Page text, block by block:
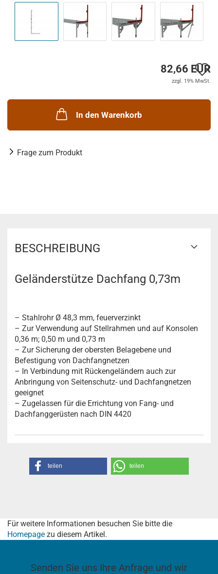
82,66 EUR
zzgl. 19% MwSt.
In den Warenkorb
Frage zum Produkt
BESCHREIBUNG
Geländerstütze Dachfang 0,73m
– Stahlrohr Ø 48,3 mm, feuerverzinkt
– Zur Verwendung auf Stellrahmen und auf Konsolen
0,36 m; 0,50 m und 0,73 m
– Zur Sicherung der obersten Belagebene und
Befestigung von Dachfangnetzen
– In Verbindung mit Rückengeländern auch zur
Anbringung von Seitenschutz- und Dachfangnetzen
geeignet
– Zugelassen für die Errichtung von Fang- und
Dachfanggerüsten nach DIN 4420
teilen teilen
Für weitere Informationen besuchen Sie bitte die
Homepage zu diesem Artikel.
Senden Sie uns Ihre Anfrage und wir